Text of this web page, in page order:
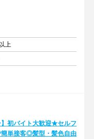
上
】初バイト大歓迎★セルフ
単接客◎髪型・髪色自由